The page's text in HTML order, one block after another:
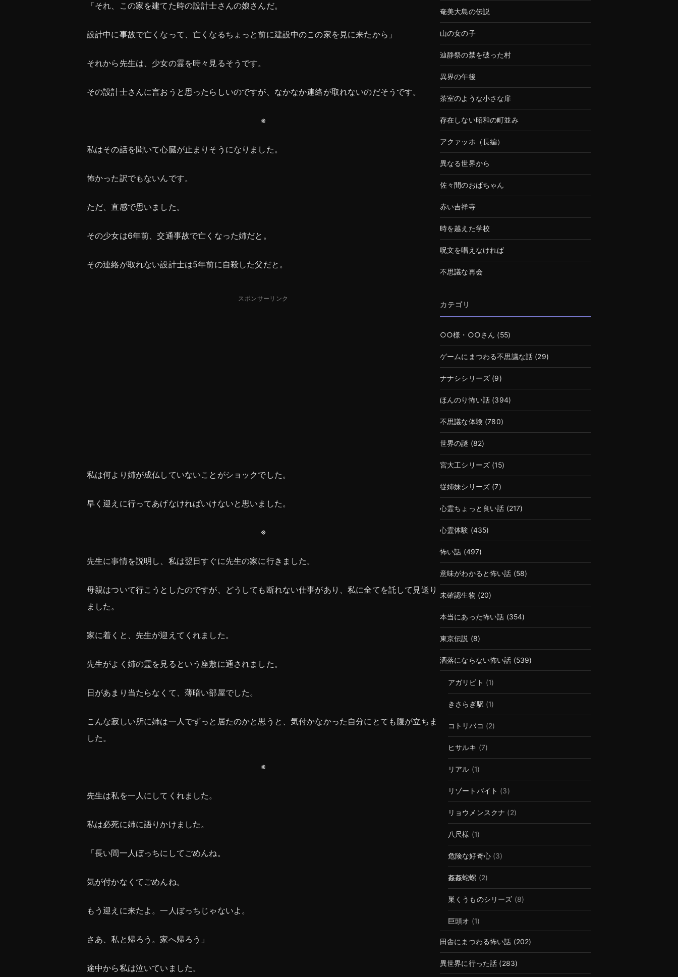
「それ、この家を建てた時の設計士さんの娘さんだ。
設計中に事故で亡くなって、亡くなるちょっと前に建設中のこの家を見に来たから」
それから先生は、少女の霊を時々見るそうです。
その設計士さんに言おうと思ったらしいのですが、なかなか連絡が取れないのだそうです。
※
私はその話を聞いて心臓が止まりそうになりました。
怖かった訳でもないんです。
ただ、直感で思いました。
その少女は6年前、交通事故で亡くなった姉だと。
その連絡が取れない設計士は5年前に自殺した父だと。
スポンサーリンク
私は何より姉が成仏していないことがショックでした。
早く迎えに行ってあげなければいけないと思いました。
※
先生に事情を説明し、私は翌日すぐに先生の家に行きました。
母親はついて行こうとしたのですが、どうしても断れない仕事があり、私に全てを託して見送り
ました。
家に着くと、先生が迎えてくれました。
先生がよく姉の霊を見るという座敷に通されました。
日があまり当たらなくて、薄暗い部屋でした。
こんな寂しい所に姉は一人でずっと居たのかと思うと、気付かなかった自分にとても腹が立ちま
した。
※
先生は私を一人にしてくれました。
私は必死に姉に語りかけました。
「長い間一人ぼっちにしてごめんね。
気が付かなくてごめんね。
もう迎えに来たよ。一人ぼっちじゃないよ。
さあ、私と帰ろう。家へ帰ろう」
途中から私は泣いていました。
奄美大島の伝説
山の女の子
辿静祭の禁を破った村
異界の午後
茶室のような小さな扉
存在しない昭和の町並み
アクァッホ（長編）
異なる世界から
佐々間のおばちゃん
赤い吉祥寺
時を越えた学校
呪文を唱えなければ
不思議な再会
カテゴリ
○○様・○○さん (55)
ゲームにまつわる不思議な話 (29)
ナナシシリーズ (9)
ほんのり怖い話 (394)
不思議な体験(780)
世界の謎 (82)
宮大工シリーズ (15)
従姉妹シリーズ (7)
心霊ちょっと良い話 (217)
心霊体験 (435)
怖い話 (497)
意味がわかると怖い話 (58)
未確認生物 (20)
本当にあった怖い話 (354)
東京伝説 (8)
洒落にならない怖い話 (539)
アガリビト (1)
きさらぎ駅 (1)
コトリバコ (2)
ヒサルキ (7)
リアル (1)
リゾートバイト (3)
リョウメンスクナ (2)
八尺様 (1)
危険な好奇心(3)
姦姦蛇螺 (2)
巣くうものシリーズ (8)
巨頭オ (1)
田舎にまつわる怖い話 (202)
異世界に行った話 (283)